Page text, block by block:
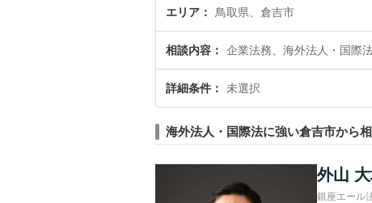
でお困りの相談者さんにおすすめです。
エリア 鳥取県、倉吉市
相談内容 企業法務、海外法人・国際
詳細条件 未選択
海外法人・国際法に強い倉吉市から
外山
銀座エール